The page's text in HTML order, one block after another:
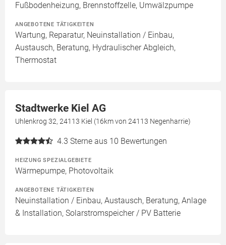
Fußbodenheizung, Brennstoffzelle, Umwälzpumpe
ANGEBOTENE TÄTIGKEITEN
Wartung, Reparatur, Neuinstallation / Einbau,
Austausch, Beratung, Hydraulischer Abgleich,
Thermostat
Stadtwerke Kiel AG
Uhlenkrog 32, 24113 Kiel (16km von 24113 Negenharrie)
4.3 Sterne aus 10 Bewertungen
HEIZUNG SPEZIALGEBIETE
Wärmepumpe, Photovoltaik
ANGEBOTENE TÄTIGKEITEN
Neuinstallation / Einbau, Austausch, Beratung, Anlage
& Installation, Solarstromspeicher / PV Batterie